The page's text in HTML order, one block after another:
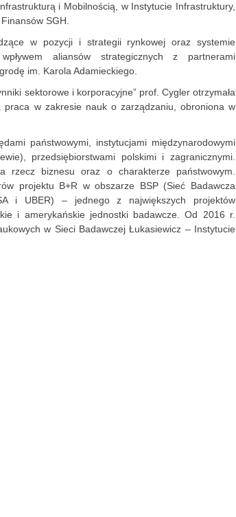
i Mobilnością, w Instytucie Infrastruktury,
SGH.
w pozycji i strategii rynkowej oraz systemie
aliansów strategicznych z partnerami
im. Karola Adamieckiego.
sektorowe i korporacyjne” prof. Cygler otrzymała
praca w zakresie nauk o zarządzaniu, obroniona w
państwowymi, instytucjami międzynarodowymi
przedsiębiorstwami polskimi i zagranicznymi.
rzecz biznesu oraz o charakterze państwowym.
projektu B+R w obszarze BSP (Sieć Badawcza
i UBER) – jednego z największych projektów
i amerykańskie jednostki badawcze. Od 2016 r.
w Sieci Badawczej Łukasiewicz – Instytucie